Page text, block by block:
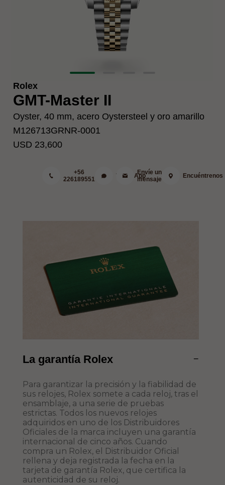
Rolex
GMT-Master II
Oyster, 40 mm, acero Oystersteel y oro amarillo
M126713GRNR-0001
USD 23,600
+56
226189551
WhatsAppEnvíe un
mensaje
Encuéntrenos
La garantía Rolex −
Para garantizar la precisión y la fiabilidad de
sus relojes, Rolex somete a cada reloj, tras el
ensamblaje, a una serie de pruebas
estrictas. Todos los nuevos relojes
adquiridos en uno de los Distribuidores
Oficiales de la marca incluyen una garantía
internacional de cinco años. Cuando
compra un Rolex, el Distribuidor Oficial
rellena y deja registrada la fecha en la
tarjeta de garantía Rolex, que certifica la
autenticidad de su reloj.